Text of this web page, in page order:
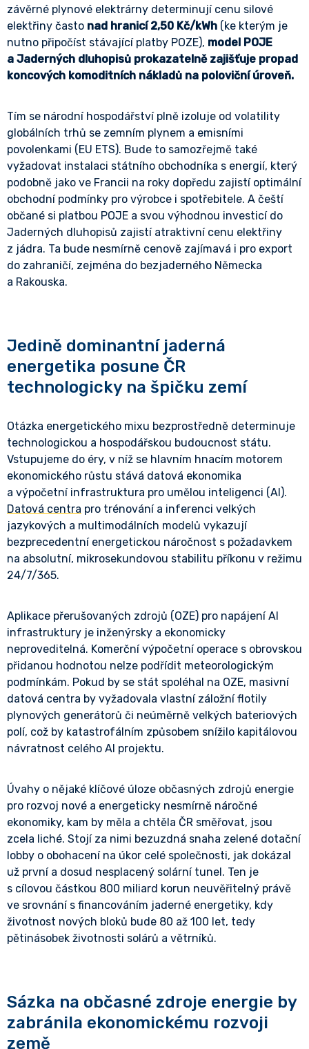
závěrné plynové elektrárny determinují cenu silové
elektřiny často nad hranicí 2,50 Kč/kWh (ke kterým je
nutno připočíst stávající platby POZE), model POJE
a Jaderných dluhopisů prokazatelně zajišťuje propad
koncových komoditních nákladů na poloviční úroveň.
Tím se národní hospodářství plně izoluje od volatility
globálních trhů se zemním plynem a emisními
povolenkami (EU ETS). Bude to samozřejmě také
vyžadovat instalaci státního obchodníka s energií, který
podobně jako ve Francii na roky dopředu zajistí optimální
obchodní podmínky pro výrobce i spotřebitele. A čeští
občané si platbou POJE a svou výhodnou investicí do
Jaderných dluhopisů zajistí atraktivní cenu elektřiny
z jádra. Ta bude nesmírně cenově zajímavá i pro export
do zahraničí, zejména do bezjaderného Německa
a Rakouska.
Jedině dominantní jaderná
energetika posune ČR
technologicky na špičku zemí
Otázka energetického mixu bezprostředně determinuje
technologickou a hospodářskou budoucnost státu.
Vstupujeme do éry, v níž se hlavním hnacím motorem
ekonomického růstu stává datová ekonomika
a výpočetní infrastruktura pro umělou inteligenci (AI).
Datová centra pro trénování a inferenci velkých
jazykových a multimodálních modelů vykazují
bezprecedentní energetickou náročnost s požadavkem
na absolutní, mikrosekundovou stabilitu příkonu v režimu
24/7/365.
Aplikace přerušovaných zdrojů (OZE) pro napájení AI
infrastruktury je inženýrsky a ekonomicky
neproveditelná. Komerční výpočetní operace s obrovskou
přidanou hodnotou nelze podřídit meteorologickým
podmínkám. Pokud by se stát spoléhal na OZE, masivní
datová centra by vyžadovala vlastní záložní flotily
plynových generátorů či neúměrně velkých bateriových
polí, což by katastrofálním způsobem snížilo kapitálovou
návratnost celého AI projektu.
Úvahy o nějaké klíčové úloze občasných zdrojů energie
pro rozvoj nové a energeticky nesmírně náročné
ekonomiky, kam by měla a chtěla ČR směřovat, jsou
zcela liché. Stojí za nimi bezuzdná snaha zelené dotační
lobby o obohacení na úkor celé společnosti, jak dokázal
už první a dosud nesplacený solární tunel. Ten je
s cílovou částkou 800 miliard korun neuvěřitelný právě
ve srovnání s financováním jaderné energetiky, kdy
životnost nových bloků bude 80 až 100 let, tedy
pětinásobek životnosti solárů a větrníků.
Sázka na občasné zdroje energie by
zabránila ekonomickému rozvoji
země